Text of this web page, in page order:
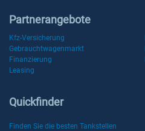
Partnerangebote
Kfz-Versicherung
Gebrauchtwagenmarkt
Finanzierung
Leasing
Quickfinder
Finden Sie die besten Tankstellen